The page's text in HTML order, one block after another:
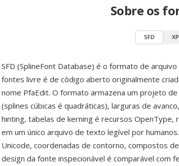
Sobre os
SFD
SFD (SplineFont Database) é o formato de
fontes livre é de código aberto originalmente
nome PfaEdit. O formato armazena um projeto
(splines cúbicas é quadráticas), larguras de
hinting, tabelas de kerning é recursos
em um único arquivo de texto legível por
Unicode, coordenadas de contorno, compostos
design da fonte inspecionável é comparável com